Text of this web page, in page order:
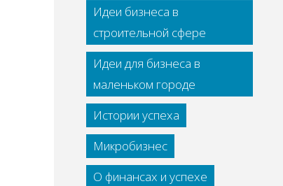
Идеи бизнеса в
строительной сфере
Идеи для бизнеса в
маленьком городе
Истории успеха
Микробизнес
О финансах и успехе